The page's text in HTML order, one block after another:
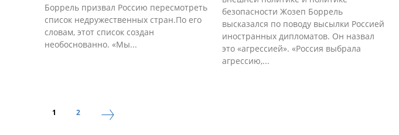
Боррель призвал Россию пересмотреть
список недружественных стран.По его
словам, этот список создан
необоснованно. «Мы...
безопасности Жозеп Боррель
высказался по поводу высылки Россией
иностранных дипломатов. Он назвал
это «агрессией». «Россия выбрала
агрессию,...
1 2